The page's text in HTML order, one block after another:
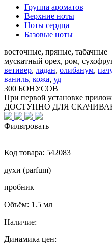
Группа ароматов
Верхние ноты
Ноты сердца
Базовые ноты
восточные, пряные, табачные
мускатный орех, ром,
ветивер, ладан, олибанум,
ваниль, кожа, уд
300 БОНУСОВ
При первой установке
ДОСТУПНО ДЛЯ
Фильтровать
Код товара: 542083
духи (parfum)
пробник
Объём: 1.5 мл
Наличие:
Динамика цен: